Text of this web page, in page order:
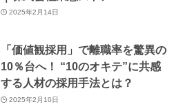
2025年2月14日
「価値観採用」で離職率を驚異の
10％台へ！ “10のオキテ”に共感
する人材の採用手法とは？
2025年2月10日